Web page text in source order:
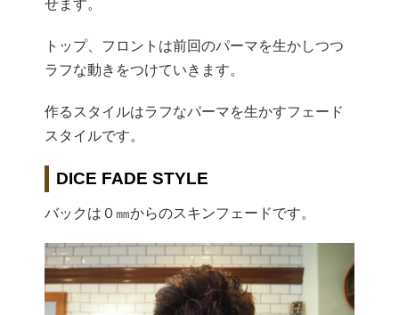
せます。
トップ、フロントは前回のパーマを生かしつつ
ラフな動きをつけていきます。
作るスタイルはラフなパーマを生かすフェード
スタイルです。
DICE FADE STYLE
バックは０㎜からのスキンフェードです。